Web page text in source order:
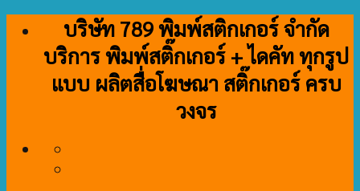
content
บริษัท 789 พิมพ์สติกเกอร์ จำกัด
บริการ พิมพ์สติ๊กเกอร์ + ไดคัท ทุกรูป
แบบ ผลิตสื่อโฆษณา สติ๊กเกอร์ ครบ
วงจร